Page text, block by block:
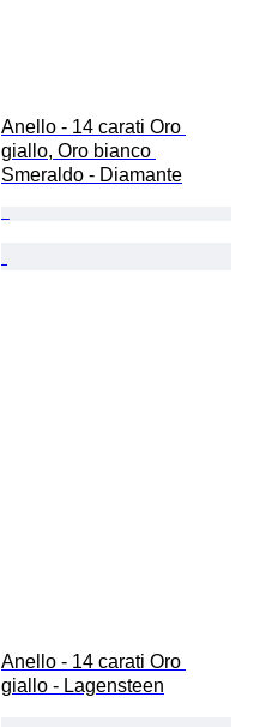
Anello - 14 carati Oro
giallo, Oro bianco
Smeraldo - Diamante
Anello - 14 carati Oro
giallo - Lagensteen